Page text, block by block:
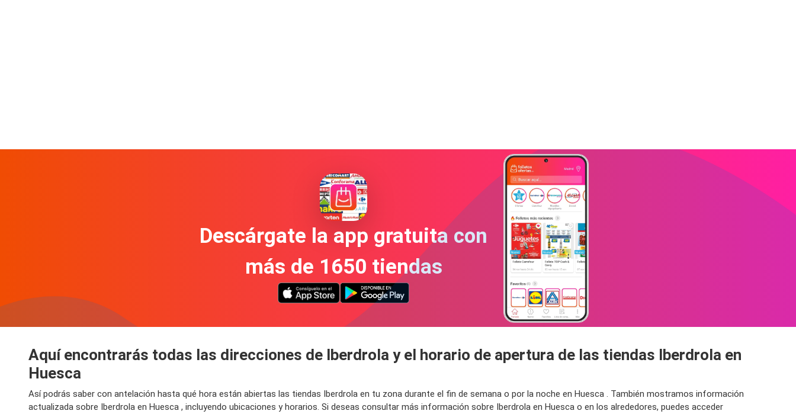
Descárgate la app gratuita con
más de 1650 tiendas
Aquí encontrarás todas las direcciones de Iberdrola y el horario de apertura de las tiendas Iberdrola en
Huesca
Así podrás saber con antelación hasta qué hora están abiertas las tiendas Iberdrola en tu zona durante el fin de semana o por la noche en Huesca . También mostramos información
actualizada sobre Iberdrola en Huesca , incluyendo ubicaciones y horarios. Si deseas consultar más información sobre Iberdrola en Huesca o en los alrededores, puedes acceder